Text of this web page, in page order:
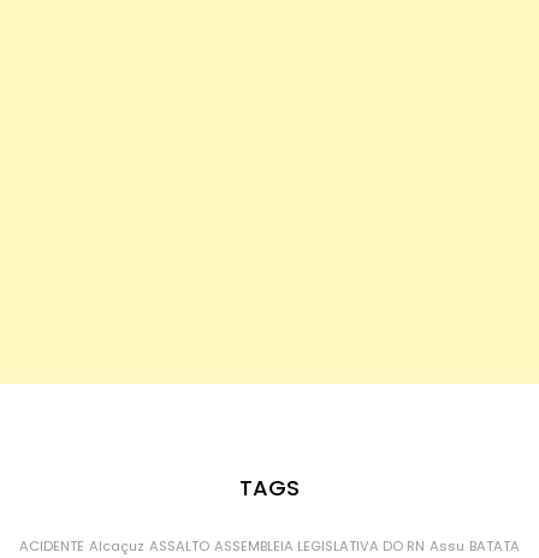
TAGS
ACIDENTE Alcaçuz ASSALTO ASSEMBLEIA LEGISLATIVA DO RN Assu BATATA